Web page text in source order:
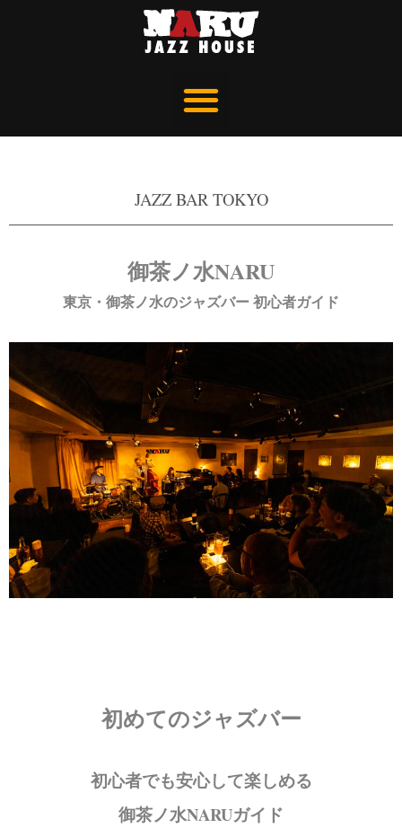
JAZZ BAR TOKYO
御茶ノ水NARU
東京・御茶ノ水のジャズバー 初心者ガイド
初めてのジャズバー
初心者でも安心して楽しめる
御茶ノ水NARUガイド